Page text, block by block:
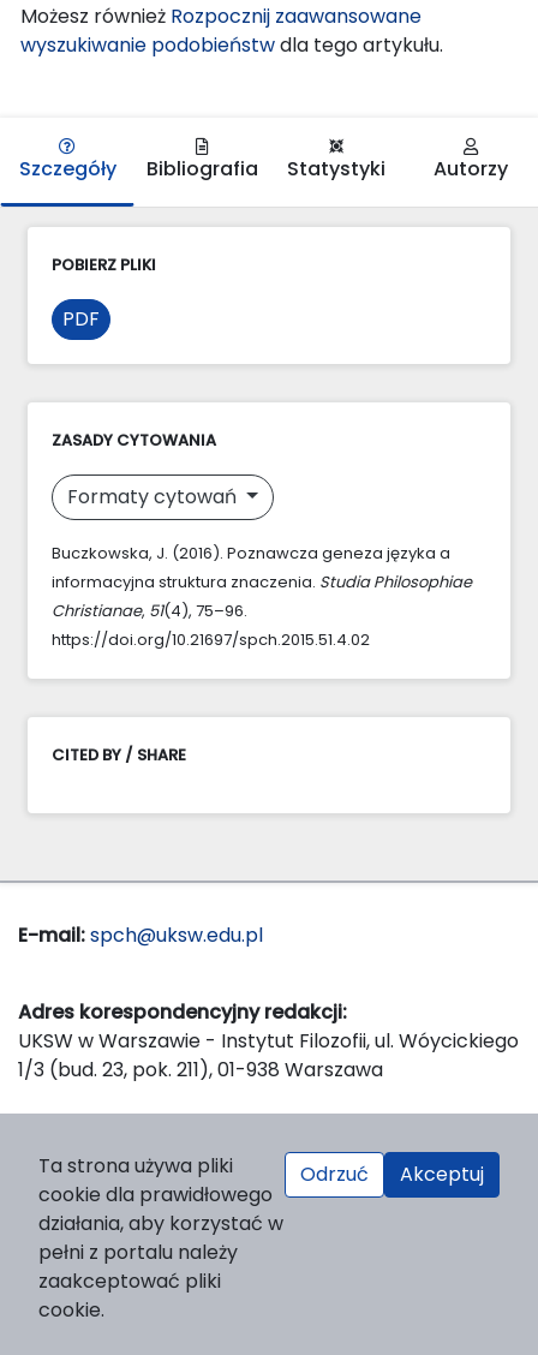
Możesz również Rozpocznij zaawansowane
wyszukiwanie podobieństwdla tego artykułu.
Szczegóły Bibliografia Statystyki Autorzy
POBIERZ PLIKI
PDF
ZASADY CYTOWANIA
Formaty cytowań
Buczkowska, J. (2016). Poznawcza geneza języka a
informacyjna struktura znaczenia. Studia Philosophiae
Christianae, 51(4), 75–96.
https://doi.org/10.21697/spch.2015.51.4.02
CITED BY / SHARE
E-mail:spch@uksw.edu.pl
Adres korespondencyjny redakcji:
UKSW w Warszawie - Instytut Filozofii, ul. Wóycickiego
1/3 (bud. 23, pok. 211), 01-938 Warszawa
Wydawnictwo Naukowe UKSW, ul. Dewajtis 5, domek
nr 2, 01-815 Warszawa
Strona WWW Wydawnictwa
e-mail: wydawnictwo@uksw.edu.pl
Ta strona używa pliki
cookie dla prawidłowego
działania, aby korzystać w
pełni z portalu należy
zaakceptować pliki
cookie.
Odrzuć Akceptuj